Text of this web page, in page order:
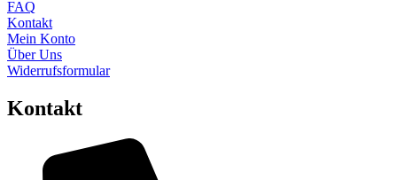
FAQ
Kontakt
Mein Konto
Über Uns
Widerrufsformular
Kontakt